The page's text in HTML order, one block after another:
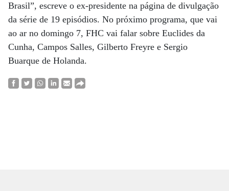
Brasil”, escreve o ex-presidente na página de divulgação
da série de 19 episódios. No próximo programa, que vai
ao ar no domingo 7, FHC vai falar sobre Euclides da
Cunha, Campos Salles, Gilberto Freyre e Sergio
Buarque de Holanda.